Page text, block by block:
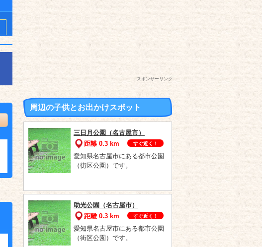
スポンサーリンク
周辺の子供とお出かけスポット
三日月公園（名古屋市）
距離 0.3 km
すぐ近く！
愛知県名古屋市にある都市公園
（街区公園）です。
助光公園（名古屋市）
距離 0.3 km
すぐ近く！
愛知県名古屋市にある都市公園
（街区公園）です。